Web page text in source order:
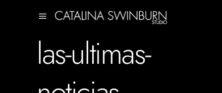
las-ultimas-